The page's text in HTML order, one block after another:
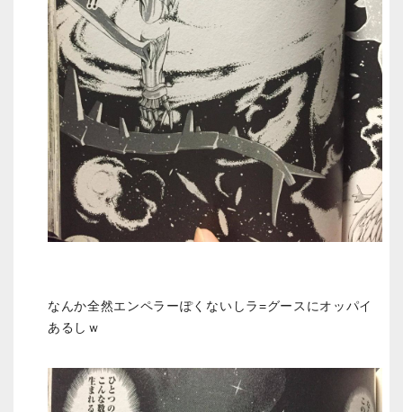
なんか全然エンペラーぽくないしラ=グースにオッパイ
あるしｗ